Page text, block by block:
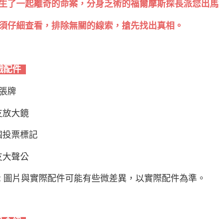
了一起離奇的命案，分身乏術的福爾摩斯探長派您出
仔細查看，排除無關的線索，搶先找出真相。
配件
牌
放大鏡
投票標記
大聲公
圖片與實際配件可能有些微差異，以實際配件為準。